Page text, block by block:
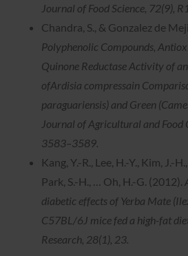
Journal of Food Science, 72(9),
Chandra, S., & Gonzalez de
Polyphenolic Compounds,
Quinone Reductase Activity of
ofArdisia compressain
paraguariensis) and Green
Journal of Agricultural and Food
3583–3589.
Kang, Y.-R., Lee, H.-Y., Kim, J.-
Park, S.-H., … Oh, H.-G. (2012).
diabetic effects of Yerba Mate
C57BL/6J mice fed a high-fat
Research, 28(1), 23.